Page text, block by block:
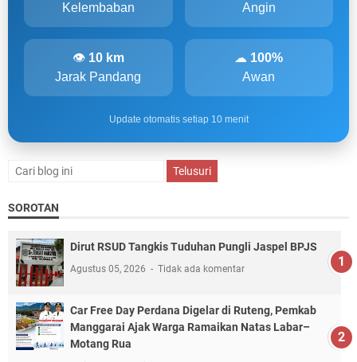
Kelembaban
Angin
👁 10 km
Jarak Pandang
☁ 100%
Awan
Update otomatis setiap 10 menit
SOROTAN
Dirut RSUD Tangkis Tuduhan Pungli Jaspel BPJS
Agustus 05, 2026 Tidak ada komentar
Car Free Day Perdana Digelar di Ruteng, Pemkab
Manggarai Ajak Warga Ramaikan Natas Labar–
Motang Rua